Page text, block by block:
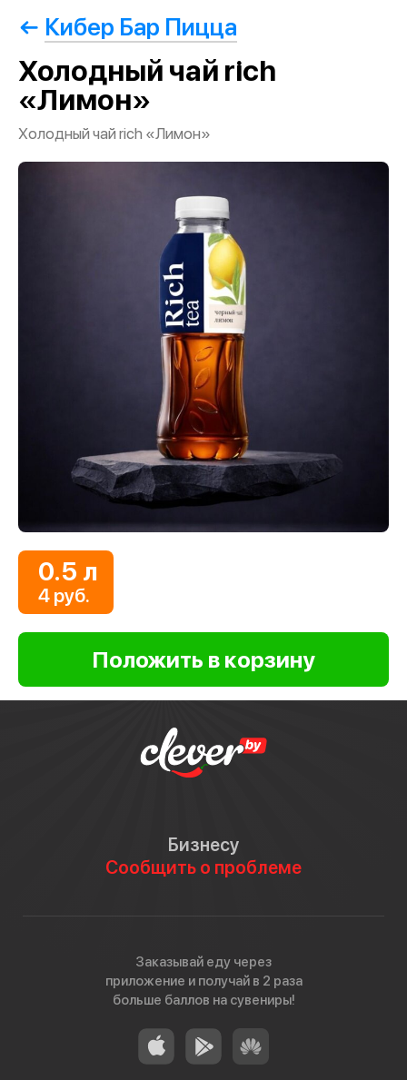
Кибер Бар Пицца
Холодный чай rich
«Лимон»
Холодный чай rich «Лимон»
0.5 л
4 руб.
Бизнесу
Сообщить о проблеме
Заказывай еду через
приложение и получай в 2 раза
больше баллов на сувениры!